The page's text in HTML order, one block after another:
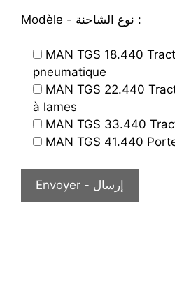
Modèle - نوع الشاحنة :
MAN TGS 18.440
pneumatique
MAN TGS 22.440
à lames
MAN TGS 33.440
MAN TGS 41.440